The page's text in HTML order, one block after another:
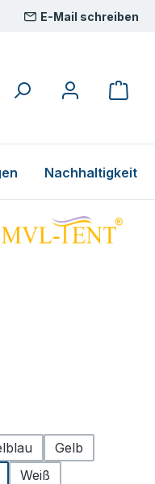
E-Mail schreiben
Nachhaltigkeit
Gelb
Weiß